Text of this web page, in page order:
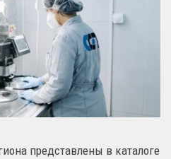
представлены в каталоге